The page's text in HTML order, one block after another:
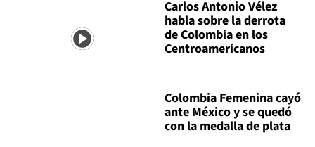
Carlos Antonio Vélez
habla sobre la derrota
de Colombia en los
Centroamericanos
Colombia Femenina cayó
ante México y se quedó
con la medalla de plata